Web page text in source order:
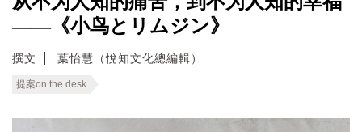
——《小鸟とリムジン》
撰文 葉怡慧（悅知文化總編輯）
提案on the desk